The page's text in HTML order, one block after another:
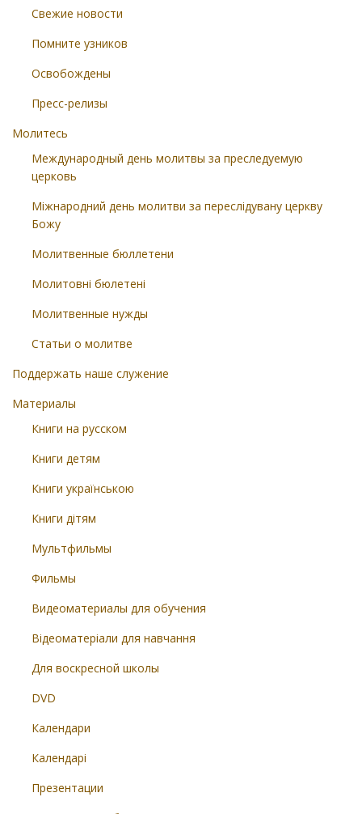
Свежие новости
Помните узников
Освобождены
Пресс-релизы
Молитесь
Международный день молитвы за преследуемую
церковь
Міжнародний день молитви за переслідувану церкву
Божу
Молитвенные бюллетени
Молитовні бюлетені
Молитвенные нужды
Статьи о молитве
Поддержать наше служение
Материалы
Книги на русском
Книги детям
Книги українською
Книги дітям
Мультфильмы
Фильмы
Видеоматериалы для обучения
Відеоматеріали для навчання
Для воскресной школы
DVD
Календари
Календарі
Презентации